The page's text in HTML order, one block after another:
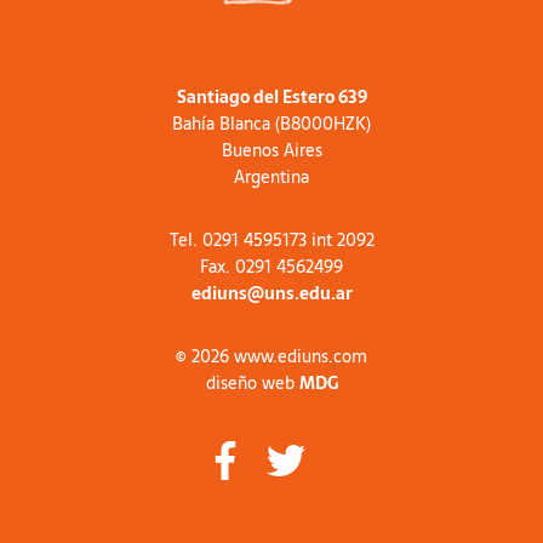
Santiago del Estero 639
Bahía Blanca (B8000HZK)
Buenos Aires
Argentina
Tel. 0291 4595173 int 2092
Fax. 0291 4562499
ediuns@uns.edu.ar
© 2026 www.ediuns.com
diseño webMDG